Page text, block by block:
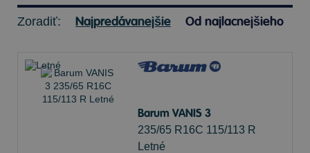
Zoradiť: Najpredávanejšie Od najlacnejšieho
Barum VANIS 3
235/65 R16C 115/113 R
Letné